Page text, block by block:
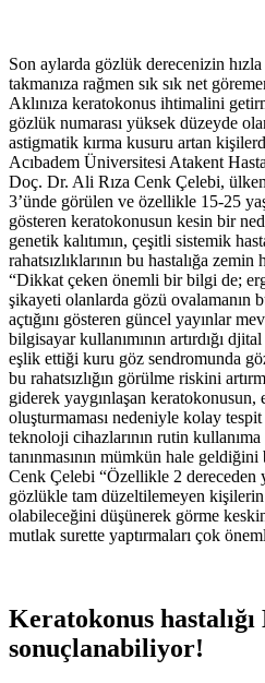
Son aylarda gözlük derecenizin
takmanıza rağmen sık sık net
Aklınıza keratokonus ihtimalini
gözlük numarası yüksek düzeyde
astigmatik kırma kusuru artan
Acıbadem Üniversitesi Atakent
Doç. Dr. Ali Rıza Cenk Çelebi,
3’ünde görülen ve özellikle 15-25
gösteren keratokonusun kesin bir
genetik kalıtımın, çeşitli sistemik
rahatsızlıklarının bu hastalığa
“Dikkat çeken önemli bir bilgi de;
şikayeti olanlarda gözü ovalamanın
açtığını gösteren güncel yayınlar
bilgisayar kullanımının artırdığı
eşlik ettiği kuru göz sendromunda
bu rahatsızlığın görülme riskini
giderek yaygınlaşan keratokonusun,
oluşturmaması nedeniyle kolay
teknoloji cihazlarının rutin
tanınmasının mümkün hale
Cenk Çelebi “Özellikle 2 dereceden
gözlükle tam düzeltilemeyen kişilerin
olabileceğini düşünerek görme
mutlak surette yaptırmaları çok
Keratokonus
sonuçlanabiliyor!